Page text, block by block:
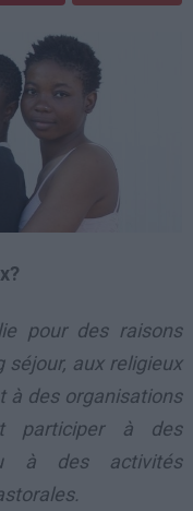
pour des raisons
séjour, aux religieux
à des organisations
participer à des
à des activités